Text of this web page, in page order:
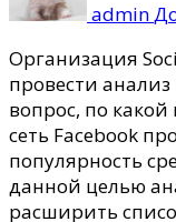
admin
Организация
провести
вопрос, по
сеть Facebook
популярность
данной целью
расширить